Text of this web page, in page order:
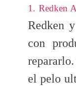
1. Redken
Redken
con
el pelo